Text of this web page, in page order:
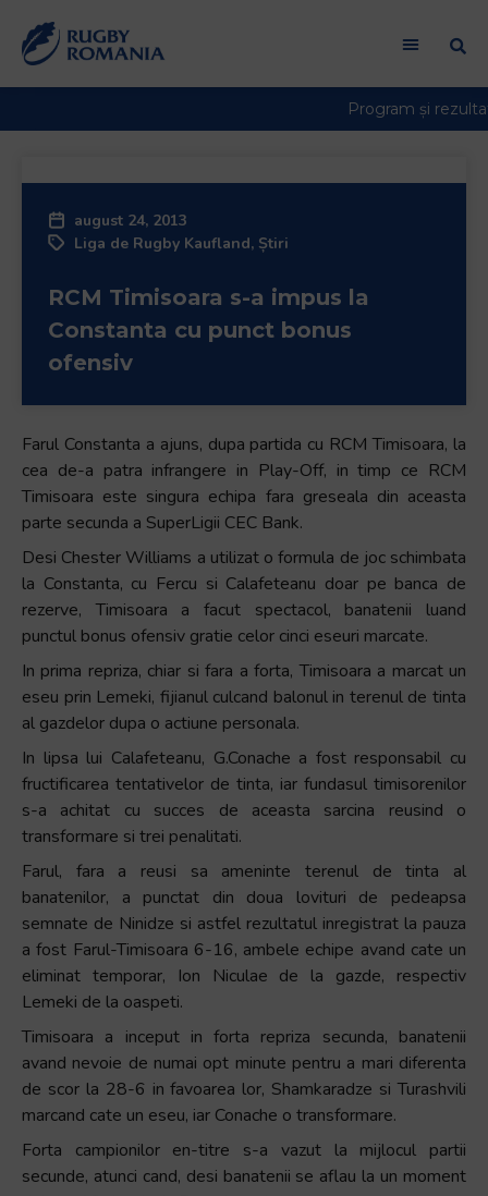
august 24, 2013
Liga de Rugby Kaufland, Știri
RCM Timisoara s-a impus la
Constanta cu punct bonus
ofensiv
Farul Constanta a ajuns, dupa partida cu RCM Timisoara, la
cea de-a patra infrangere in Play-Off, in timp ce RCM
Timisoara este singura echipa fara greseala din aceasta
parte secunda a SuperLigii CEC Bank.
Desi Chester Williams a utilizat o formula de joc schimbata
la Constanta, cu Fercu si Calafeteanu doar pe banca de
rezerve, Timisoara a facut spectacol, banatenii luand
punctul bonus ofensiv gratie celor cinci eseuri marcate.
In prima repriza, chiar si fara a forta, Timisoara a marcat un
eseu prin Lemeki, fijianul culcand balonul in terenul de tinta
al gazdelor dupa o actiune personala.
In lipsa lui Calafeteanu, G.Conache a fost responsabil cu
fructificarea tentativelor de tinta, iar fundasul timisorenilor
s-a achitat cu succes de aceasta sarcina reusind o
transformare si trei penalitati.
Farul, fara a reusi sa ameninte terenul de tinta al
banatenilor, a punctat din doua lovituri de pedeapsa
semnate de Ninidze si astfel rezultatul inregistrat la pauza
a fost Farul-Timisoara 6-16, ambele echipe avand cate un
eliminat temporar, Ion Niculae de la gazde, respectiv
Lemeki de la oaspeti.
Timisoara a inceput in forta repriza secunda, banatenii
avand nevoie de numai opt minute pentru a mari diferenta
de scor la 28-6 in favoarea lor, Shamkaradze si Turashvili
marcand cate un eseu, iar Conache o transformare.
Forta campionilor en-titre s-a vazut la mijlocul partii
secunde, atunci cand, desi banatenii se aflau la un moment